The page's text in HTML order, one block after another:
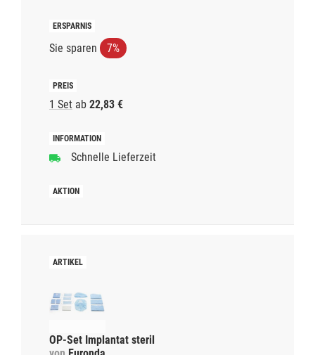
Sie sparen 7%
1 Set ab 22,83 €
Schnelle Lieferzeit
OP-Set Implantat steril